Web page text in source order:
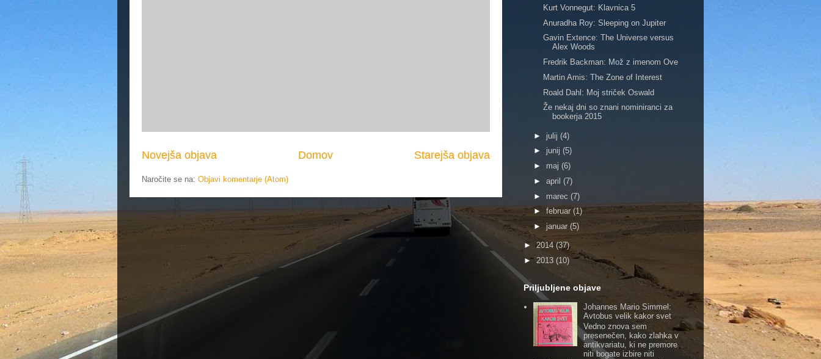
Novejša objava Starejša objava
Domov
Naročite se na: Objavi komentarje (Atom)
Kurt Vonnegut: Klavnica 5
Anuradha Roy: Sleeping on Jupiter
Gavin Extence: The Universe versus
Alex Woods
Fredrik Backman: Mož z imenom Ove
Martin Amis: The Zone of Interest
Roald Dahl: Moj striček Oswald
Že nekaj dni so znani nominiranci za
bookerja 2015
► julij (4)
► junij (5)
► maj (6)
► april (7)
► marec (7)
► februar (1)
► januar (5)
►2014 (37)
► 2013 (10)
Priljubljene objave
Johannes Mario Simmel:
Avtobus velik kakor svet
Vedno znova sem
presenečen, kako zlahka v
antikvariatu, ki ne premore
niti bogate izbire niti